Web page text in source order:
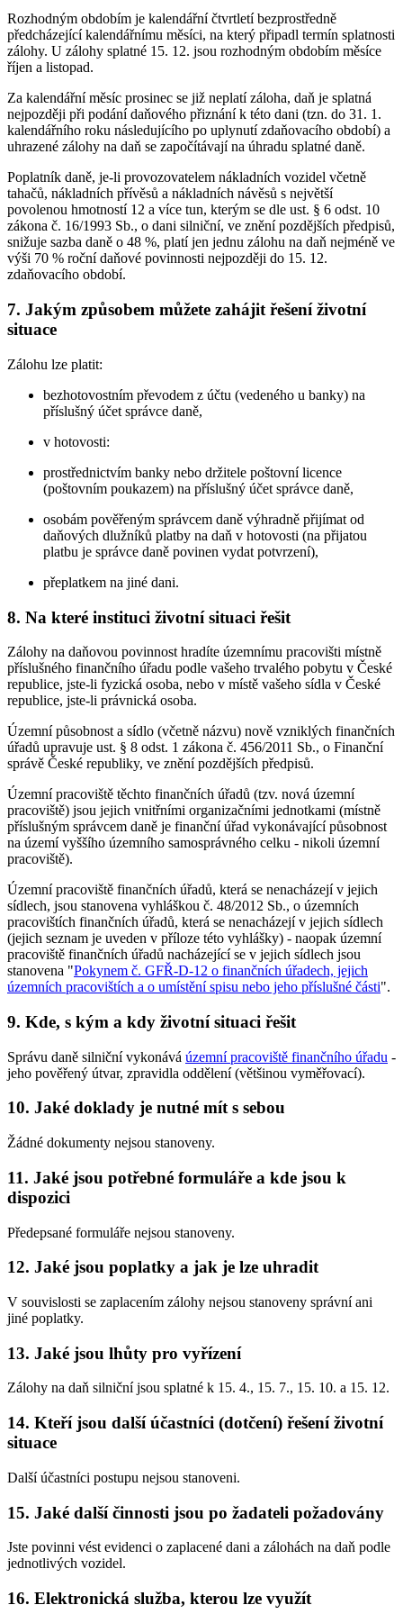
Rozhodným obdobím je kalendářní čtvrtletí bezprostředně
předcházející kalendářnímu měsíci, na který připadl termín splatnosti
zálohy. U zálohy splatné 15. 12. jsou rozhodným obdobím měsíce
říjen a listopad.
Za kalendářní měsíc prosinec se již neplatí záloha, daň je splatná
nejpozději při podání daňového přiznání k této dani (tzn. do 31. 1.
kalendářního roku následujícího po uplynutí zdaňovacího období) a
uhrazené zálohy na daň se započítávají na úhradu splatné daně.
Poplatník daně, je-li provozovatelem nákladních vozidel včetně
tahačů, nákladních přívěsů a nákladních návěsů s největší
povolenou hmotností 12 a více tun, kterým se dle ust. § 6 odst. 10
zákona č. 16/1993 Sb., o dani silniční, ve znění pozdějších předpisů,
snižuje sazba daně o 48 %, platí jen jednu zálohu na daň nejméně ve
výši 70 % roční daňové povinnosti nejpozději do 15. 12.
zdaňovacího období.
7. Jakým způsobem můžete zahájit řešení životní
situace
Zálohu lze platit:
bezhotovostním převodem z účtu (vedeného u banky) na
příslušný účet správce daně,
v hotovosti:
prostřednictvím banky nebo držitele poštovní licence
(poštovním poukazem) na příslušný účet správce daně,
osobám pověřeným správcem daně výhradně přijímat od
daňových dlužníků platby na daň v hotovosti (na přijatou
platbu je správce daně povinen vydat potvrzení),
přeplatkem na jiné dani.
8. Na které instituci životní situaci řešit
Zálohy na daňovou povinnost hradíte územnímu pracovišti místně
příslušného finančního úřadu podle vašeho trvalého pobytu v České
republice, jste-li fyzická osoba, nebo v místě vašeho sídla v České
republice, jste-li právnická osoba.
Územní působnost a sídlo (včetně názvu) nově vzniklých finančních
úřadů upravuje ust. § 8 odst. 1 zákona č. 456/2011 Sb., o Finanční
správě České republiky, ve znění pozdějších předpisů.
Územní pracoviště těchto finančních úřadů (tzv. nová územní
pracoviště) jsou jejich vnitřními organizačními jednotkami (místně
příslušným správcem daně je finanční úřad vykonávající působnost
na území vyššího územního samosprávného celku - nikoli územní
pracoviště).
Územní pracoviště finančních úřadů, která se nenacházejí v jejich
sídlech, jsou stanovena vyhláškou č. 48/2012 Sb., o územních
pracovištích finančních úřadů, která se nenacházejí v jejich sídlech
(jejich seznam je uveden v příloze této vyhlášky) - naopak územní
pracoviště finančních úřadů nacházející se v jejich sídlech jsou
stanovena "Pokynem č. GFŘ-D-12 o finančních úřadech, jejich
územních pracovištích a o umístění spisu nebo jeho příslušné části".
9. Kde, s kým a kdy životní situaci řešit
Správu daně silniční vykonává územní pracoviště finančního úřadu -
jeho pověřený útvar, zpravidla oddělení (většinou vyměřovací).
10. Jaké doklady je nutné mít s sebou
Žádné dokumenty nejsou stanoveny.
11. Jaké jsou potřebné formuláře a kde jsou k
dispozici
Předepsané formuláře nejsou stanoveny.
12. Jaké jsou poplatky a jak je lze uhradit
V souvislosti se zaplacením zálohy nejsou stanoveny správní ani
jiné poplatky.
13. Jaké jsou lhůty pro vyřízení
Zálohy na daň silniční jsou splatné k 15. 4., 15. 7., 15. 10. a 15. 12.
14. Kteří jsou další účastníci (dotčení) řešení životní
situace
Další účastníci postupu nejsou stanoveni.
15. Jaké další činnosti jsou po žadateli požadovány
Jste povinni vést evidenci o zaplacené dani a zálohách na daň podle
jednotlivých vozidel.
16. Elektronická služba, kterou lze využít